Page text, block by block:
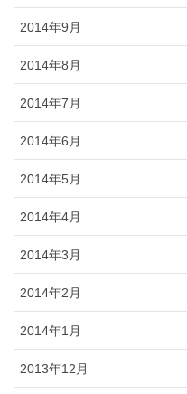
2014年9月
2014年8月
2014年7月
2014年6月
2014年5月
2014年4月
2014年3月
2014年2月
2014年1月
2013年12月